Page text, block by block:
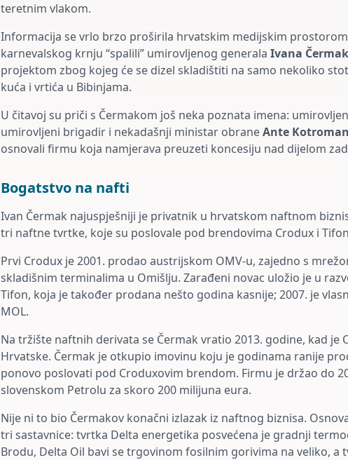
teretnim vlakom.
Informacija se vrlo brzo proširila hrvatskim medijskim
karnevalskog krnju “spalili” umirovljenog generala Ivana
projektom zbog kojeg će se dizel skladištiti na samo nekoliko
kuća i vrtića u Bibinjama.
U čitavoj su priči s Čermakom još neka poznata imena:
umirovljeni brigadir i nekadašnji ministar obraneAnte
osnovali firmu koja namjerava preuzeti koncesiju nad dijelom
Bogatstvo na nafti
Ivan Čermak najuspješniji je privatnik u hrvatskom naftnom
tri naftne tvrtke, koje su poslovale pod brendovima Crodux i
Prvi Crodux je 2001. prodao austrijskom OMV-u, zajedno s
skladišnim terminalima u Omišlju. Zarađeni novac uložio je u
Tifon, koja je također prodana nešto godina kasnije; 2007. je
MOL.
Na tržište naftnih derivata se Čermak vratio 2013. godine, kad je
Hrvatske. Čermak je otkupio imovinu koju je godinama ranije
ponovo poslovati pod Croduxovim brendom. Firmu je držao do
slovenskom Petrolu za skoro 200 milijuna eura.
Nije ni to bio Čermakov konačni izlazak iz naftnog biznisa.
tri sastavnice: tvrtka Delta energetika posvećena je gradnji
Brodu, Delta Oil bavi se trgovinom fosilnim gorivima na veliko, a